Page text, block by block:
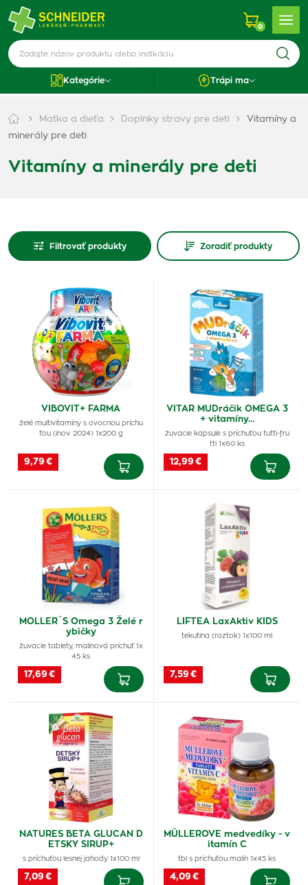
0
Kategórie Trápi ma
Matka a dieťa Doplnky stravy pre deti
Vitamíny a
minerály pre deti
Vitamíny a minerály pre deti
Filtrovať produkty Zoradiť produkty
VIBOVIT+ FARMA
želé multivitamíny s ovocnou príchu
ťou (inov. 2024) 1x200 g
9,79 €
VITAR MUDráčik OMEGA 3
+ vitamíny…
žuvacie kapsule s príchuťou tutti-fru
tti 1x60 ks
12,99 €
MOLLER´S Omega 3 Želé r
ybičky
žuvacie tablety, malinová príchuť 1x
45 ks
17,69 €
LIFTEA LaxAktiv KIDS
tekutina (roztok) 1x100 ml
7,59 €
NATURES BETA GLUCAN D
ETSKY SIRUP+
s príchuťou lesnej jahody 1x100 ml
7,09 €
MÜLLEROVE medvedíky - v
itamín C
tbl s príchuťou malín 1x45 ks
4,09 €